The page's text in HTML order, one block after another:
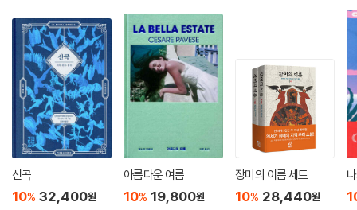
“훌륭하오. 시칠리아인인 우리 두 사람은 마피아 같은 건 믿지 않소. 보아
하니 당신은 믿는 듯하니 이 점이 당신에게 시사하는 바가 있어야 하지 않
겠소. 하지만 당신을 이해하오. 당신은 시칠리아인이 아니고, 편견은 쉽게
사라지지 않으니까. 시간이 지나면 이 모든 게 꾸며 낸 이야기라고 확신하
게 될 거요. 하지만 아무쪼록 그때까지는 벨로디의 수사를 주의 깊게 지켜
보시오……. 그리고 마피아를 믿지 않는 당신 쪽에서도 무슨 조치라도 취해
보시오. 누군가를 보내시오. 일을 할 줄 아는 사람, 벨로디와 문제를 일으키
지 않되, 그래도…… 이마 숨미스 무타레, 이 라틴어 알아들었소? 호라티우
스의 그 라틴어가 아니라 내가 하고자 하는 말 말이오.”
--- pp.40-41
무능이 아니라 사회 전체에 뿌리내린 묵인과 타협의 구조에서 비롯된다는
점을 집요하게 해부한다.
이성과 진실을 대변한 작가, 레오나르도 샤샤
레오나르도 샤샤는 1921년 이탈리아 남부 시칠리아의 라칼무토에서 태어
났다. 사범학교에서 문학의 길로 이끈 스승 비탈리아노 브란카티를 만났
고, 졸업 후 농업협동조합에서 일하며 시칠리아 농촌의 가난과 불평등을
가까이에서 목격했다. 이후 초등학교 교사로 근무하며 글을 쓰기 시작한
그는 『독재의 우화』로 작가의 길에 들어섰고, 고향에서의 교사 경험을 바
탕으로 쓴 『레갈페트라의 교구』를 통해 시칠리아의 역사적·사회적 현실을
신곡
10% 32,400원
아름다운 여름
10% 19,800원
장미의 이름 세트
10% 28,440원